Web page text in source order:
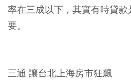
率在三成以下，其實有時貸
要。
三通 讓台北上海房市狂飆